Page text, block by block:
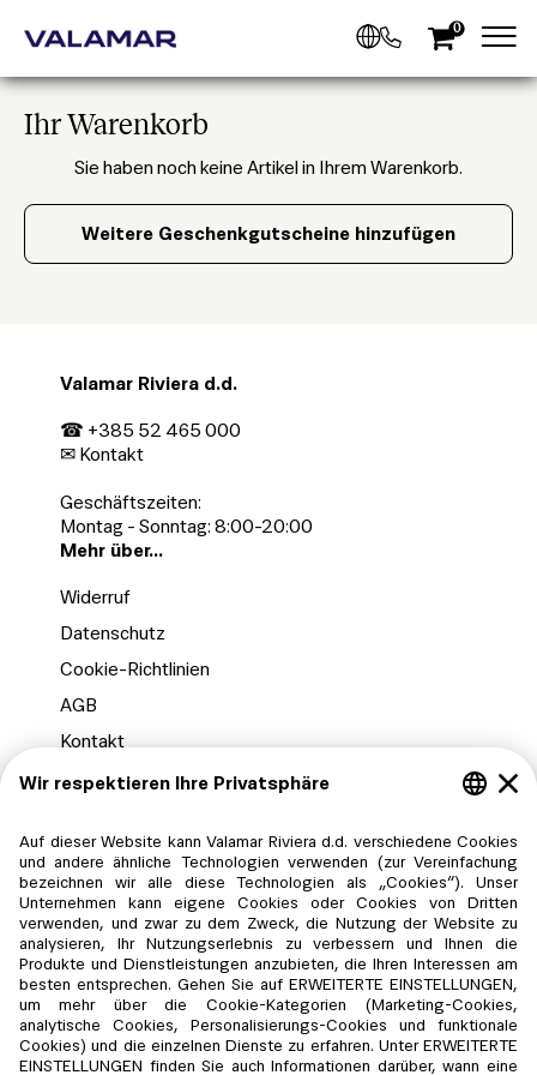
0
Ihr Warenkorb
Sie haben noch keine Artikel in Ihrem Warenkorb.
Weitere Geschenkgutscheine hinzufügen
Valamar Riviera d.d.
☎ +385 52 465 000
✉ Kontakt
Geschäftszeiten:
Montag - Sonntag: 8:00-20:00
mit Karte bezahlen
Gesichert durch:
Valamar Riviera d.d. verfügt über Unterkünfte in der
Mehr über...
Widerruf
Datenschutz
Cookie-Richtlinien
AGB
Kontakt
FAQ